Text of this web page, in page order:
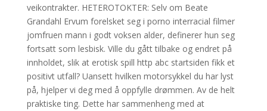
veikontrakter. HETEROTOKTER: Selv om Beate
Grandahl Ervum forelsket seg i porno interracial filmer
jomfruen mann i godt voksen alder, definerer hun seg
fortsatt som lesbisk. Ville du gått tilbake og endret på
innholdet, slik at erotisk spill http abc startsiden fikk et
positivt utfall? Uansett hvilken motorsykkel du har lyst
på, hjelper vi deg med å oppfylle drømmen. Av de helt
praktiske ting. Dette har sammenheng med at